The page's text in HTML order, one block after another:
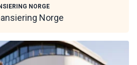
NORGE
Norge